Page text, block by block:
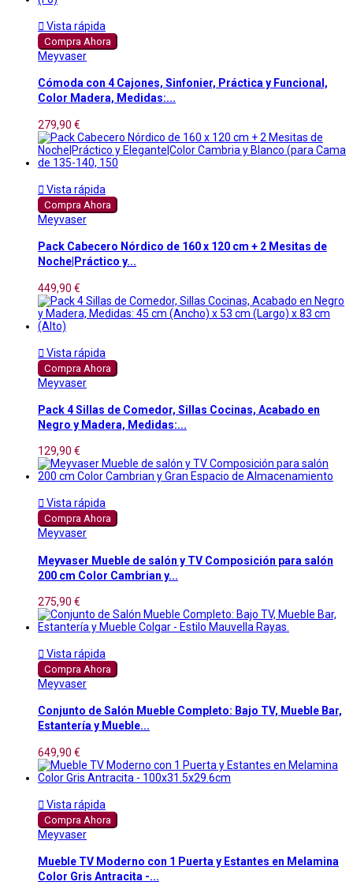
 Vista rápida
Compra Ahora
Meyvaser
Cómoda con 4 Cajones, Sinfonier, Práctica y Funcional,
Color Madera, Medidas:...
279,90 €
 Vista rápida
Compra Ahora
Meyvaser
Pack Cabecero Nórdico de 160 x 120 cm + 2 Mesitas de
Noche|Práctico y...
449,90 €
 Vista rápida
Compra Ahora
Meyvaser
Pack 4 Sillas de Comedor, Sillas Cocinas, Acabado en
Negro y Madera, Medidas:...
129,90 €
 Vista rápida
Compra Ahora
Meyvaser
Meyvaser Mueble de salón y TV Composición para salón
200 cm Color Cambrian y...
275,90 €
 Vista rápida
Compra Ahora
Meyvaser
Conjunto de Salón Mueble Completo: Bajo TV, Mueble Bar,
Estantería y Mueble...
649,90 €
 Vista rápida
Compra Ahora
Meyvaser
Mueble TV Moderno con 1 Puerta y Estantes en Melamina
Color Gris Antracita -...